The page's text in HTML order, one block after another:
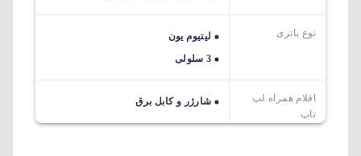
نوع باتری
لیتیوم یون
3 سلولی
اقلام همراه لپ
تاپ
شارژر و کابل برق